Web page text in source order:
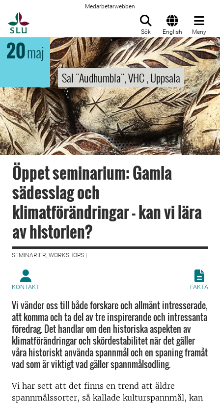
Medarbetarwebben
Sök English Meny
20maj
Sal "Audhumbla", VHC , Uppsala
Öppet seminarium: Gamla
sädesslag och
klimatförändringar - kan vi lära
av historien?
SEMINARIER, WORKSHOPS |
KONTAKT FAKTA
Vi vänder oss till både forskare och allmänt intresserade,
att komma och ta del av tre inspirerande och intressanta
föredrag. Det handlar om den historiska aspekten av
klimatförändringar och skördestabilitet när det gäller
våra historiskt använda spannmål och en spaning framåt
vad som är viktigt vad gäller spannmålsodling.
Vi har sett att det finns en trend att äldre
spannmålssorter, så kallade kulturspannmål, kan